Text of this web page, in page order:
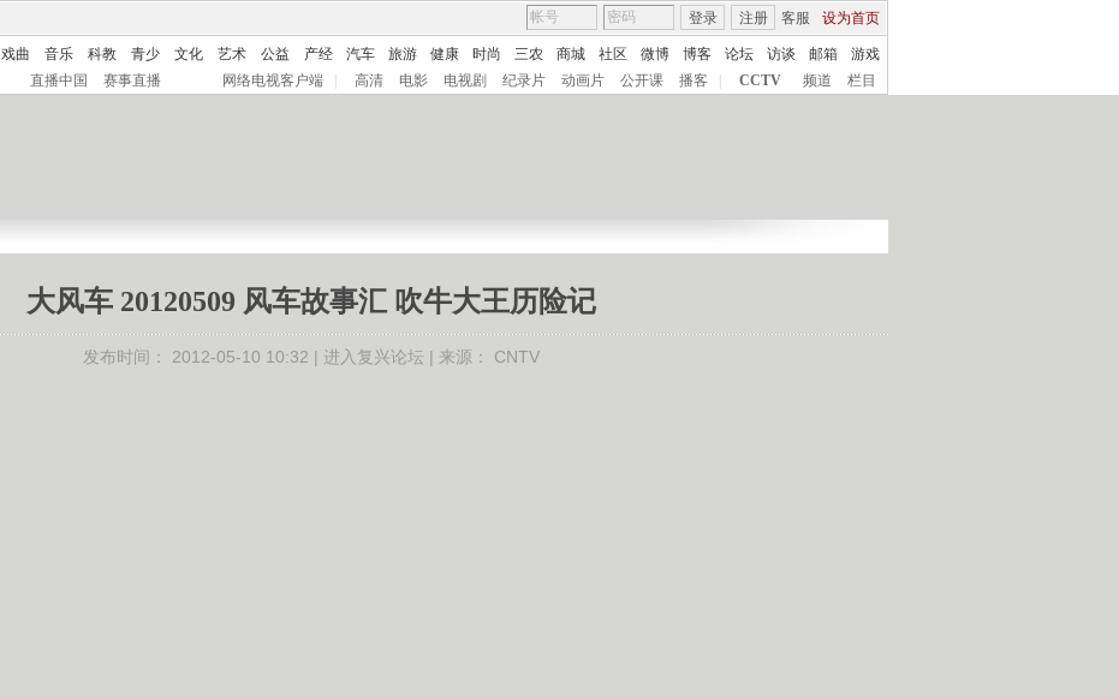
客服 设为首页
登录 注册
戏曲 音乐 科教 青少 文化 艺术 公益 产经 汽车 旅游 健康 时尚 三农 商城 社区 微博 博客 论坛 访谈 邮箱
游戏
直播中国 赛事直播 网络电视客户端 高清 电影 电视剧 纪录片 动画片 公开课 播客 CCTV 频道 栏目
大风车 20120509 风车故事汇 吹牛大王历险记
发布时间： 2012-05-10 10:32 | 进入复兴论坛 | 来源： CNTV